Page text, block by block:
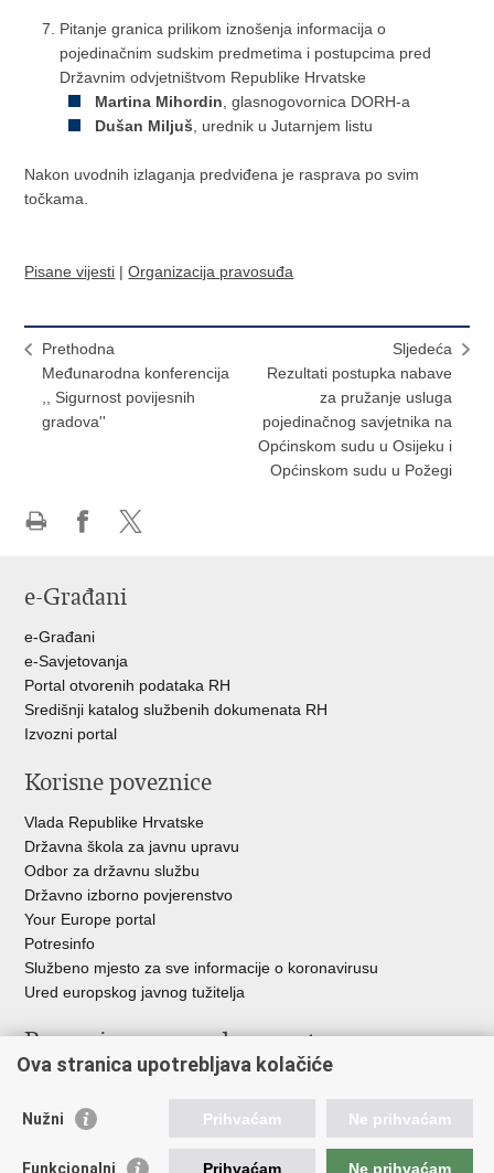
Pitanje granica prilikom iznošenja informacija o
pojedinačnim sudskim predmetima i postupcima pred
Državnim odvjetništvom Republike Hrvatske
Martina Mihordin , glasnogovornica DORH-a
Dušan Miljuš , urednik u Jutarnjem listu
Nakon uvodnih izlaganja predviđena je rasprava po svim
točkama.
Pisane vijesti |Organizacija pravosuđa
Prethodna
Međunarodna konferencija
,, Sigurnost povijesnih
gradova''
Sljedeća
Rezultati postupka nabave
za pružanje usluga
pojedinačnog savjetnika na
Općinskom sudu u Osijeku i
Općinskom sudu u Požegi
FacebookuTwitteru
e-Građani
e-Građani
e-Savjetovanja
Portal otvorenih podataka RH
Središnji katalog službenih dokumenata RH
Izvozni portal
Korisne poveznice
Vlada Republike Hrvatske
Državna škola za javnu upravu
Odbor za državnu službu
Državno izborno povjerenstvo
Your Europe portal
Potresinfo
Službeno mjesto za sve informacije o koronavirusu
Ured europskog javnog tužitelja
Poveznice pravosudnog sustava
Državno odvjetništvo
Ured za suzbijanje korupcije i organiziranog kriminaliteta
Ova stranica upotrebljava kolačiće
Nužni Prihvaćam Ne prihvaćam
Funkcionalni Prihvaćam Ne prihvaćam